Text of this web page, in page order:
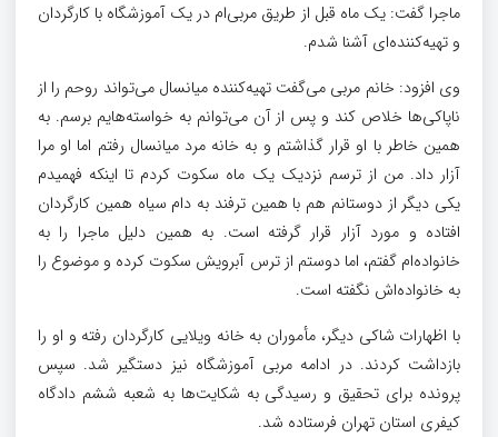
ماجرا گفت: یک ماه قبل از طریق مربی‌ام در یک آموزشگاه با کارگردان
و تهیه‌کننده‌ای آشنا شدم.
وی افزود: خانم مربی می‌گفت تهیه‌کننده میانسال می‌تواند روحم را از
ناپاکی‌ها خلاص کند و پس از آن می‌توانم به خواسته‌هایم برسم. به
همین خاطر با او قرار گذاشتم و به خانه مرد میانسال رفتم اما او مرا
آزار داد. من از ترسم نزدیک یک ماه سکوت کردم تا اینکه فهمیدم
یکی دیگر از دوستانم هم با همین ترفند به دام سیاه همین کارگردان
افتاده و مورد آزار قرار گرفته است. به همین دلیل ماجرا را به
خانواده‌ام گفتم، اما دوستم از ترس آبرویش سکوت کرده و موضوع را
به خانواده‌اش نگفته است.
با اظهارات شاکی دیگر، مأموران به خانه ویلایی کارگردان رفته و او را
بازداشت کردند. در ادامه مربی آموزشگاه نیز دستگیر شد. سپس
پرونده برای تحقیق و رسیدگی به شکایت‌ها به شعبه ششم دادگاه
کیفری استان تهران فرستاده شد.